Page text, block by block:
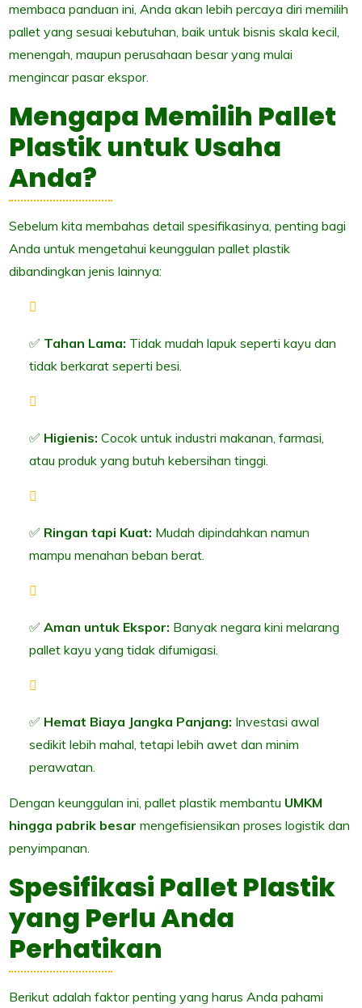
membaca panduan ini, Anda akan lebih percaya diri memilih
pallet yang sesuai kebutuhan, baik untuk bisnis skala kecil,
menengah, maupun perusahaan besar yang mulai
mengincar pasar ekspor.
Mengapa Memilih Pallet
Plastik untuk Usaha
Anda?
Sebelum kita membahas detail spesifikasinya, penting bagi
Anda untuk mengetahui keunggulan pallet plastik
dibandingkan jenis lainnya:
✅ Tahan Lama: Tidak mudah lapuk seperti kayu dan
tidak berkarat seperti besi.
✅ Higienis: Cocok untuk industri makanan, farmasi,
atau produk yang butuh kebersihan tinggi.
✅ Ringan tapi Kuat: Mudah dipindahkan namun
mampu menahan beban berat.
✅Aman untuk Ekspor: Banyak negara kini melarang
pallet kayu yang tidak difumigasi.
✅ Hemat Biaya Jangka Panjang: Investasi awal
sedikit lebih mahal, tetapi lebih awet dan minim
perawatan.
Dengan keunggulan ini, pallet plastik membantu UMKM
hingga pabrik besar mengefisiensikan proses logistik dan
penyimpanan.
Spesifikasi Pallet Plastik
yang Perlu Anda
Perhatikan
Berikut adalah faktor penting yang harus Anda pahami